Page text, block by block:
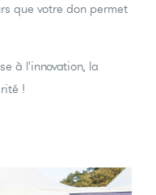
que votre don permet
à l'innovation, la
!